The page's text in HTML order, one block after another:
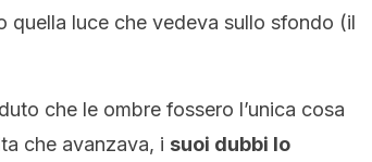
luce che vedeva sullo sfondo (il
che le ombre fossero l’unica cosa
che avanzava, i suoi dubbi lo